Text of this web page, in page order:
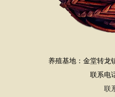
养殖基地：金堂转龙
联系电
联